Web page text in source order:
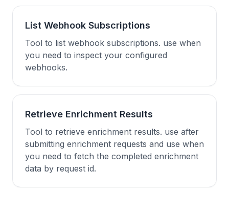
List Webhook Subscriptions
Tool to list webhook subscriptions. use when
you need to inspect your configured
webhooks.
Retrieve Enrichment Results
Tool to retrieve enrichment results. use after
submitting enrichment requests and use when
you need to fetch the completed enrichment
data by request id.